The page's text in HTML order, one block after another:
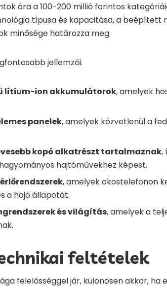
ára a 100-200 millió forintos
típusa és kapacitása, a beépített
minősége határozza meg.
jellemzői:
lítium-ion akkumulátorok, amelyek
panelek, amelyek közvetlenül a
kopó alkatrészt tartalmaznak,
hajtóművekhez képest.
, amelyek okostelefonon
a hajó állapotát.
és világítás, amelyek a
feltételek
felelősséggel jár, különösen akkor,